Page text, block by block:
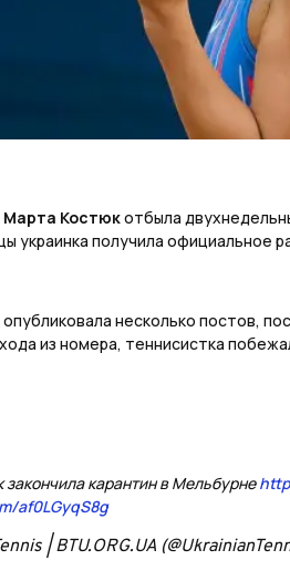
Марта Костюкотбыла
украинка получила официальное
несколько постов,
из номера, теннисистка
карантин в Мельбурне
af0LGyqS8g
| BTU.ORG.UA